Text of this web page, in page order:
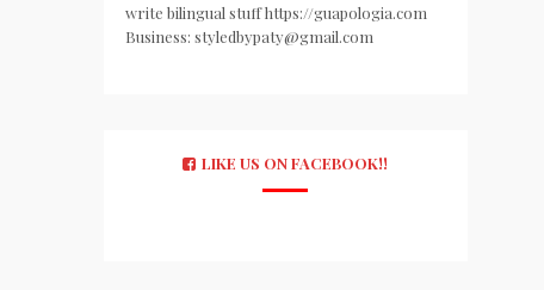
write bilingual stuff https://guapologia.com
Business: styledbypaty@gmail.com
LIKE US ON FACEBOOK!!